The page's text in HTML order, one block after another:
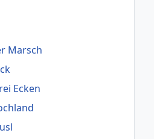
Marsch
Ecken